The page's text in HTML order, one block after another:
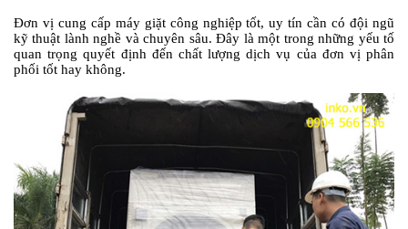
Đơn vị cung cấp máy giặt công nghiệp tốt, uy tín cần có đội ngũ
kỹ thuật lành nghề và chuyên sâu. Đây là một trong những yếu tố
quan trọng quyết định đến chất lượng dịch vụ của đơn vị phân
phối tốt hay không.